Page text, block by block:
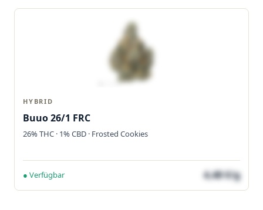
HYBRID
Buuo 26/1 FRC
26% THC · 1% CBD · Frosted Cookies
● Verfügbar 4,48 €/g